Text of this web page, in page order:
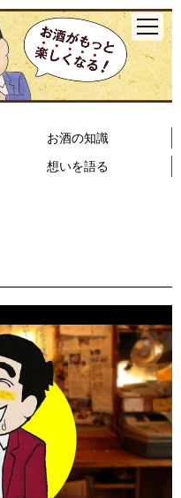
お酒の知識
想いを語る